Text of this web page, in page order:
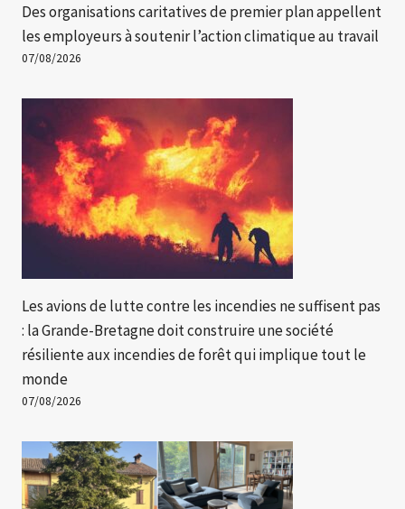
Des organisations caritatives de premier plan appellent
les employeurs à soutenir l’action climatique au travail
07/08/2026
Les avions de lutte contre les incendies ne suffisent pas
: la Grande-Bretagne doit construire une société
résiliente aux incendies de forêt qui implique tout le
monde
07/08/2026